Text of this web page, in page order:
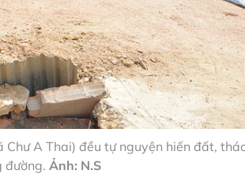
A Thai) đều tự nguyện hiến đất,
đường. Ảnh: N.S